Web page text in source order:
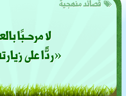
لا مرحـبًا
«ردًّا على
قصائد منهجية